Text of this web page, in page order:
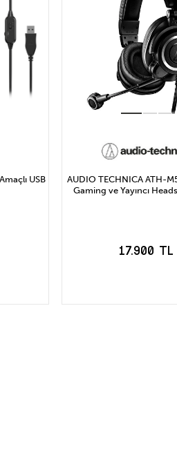
5.192₺ ile 6.490₺ Arası
USB
AUDIO TECHNICA ATH-
Gaming ve Yayıncı
17.900 TL